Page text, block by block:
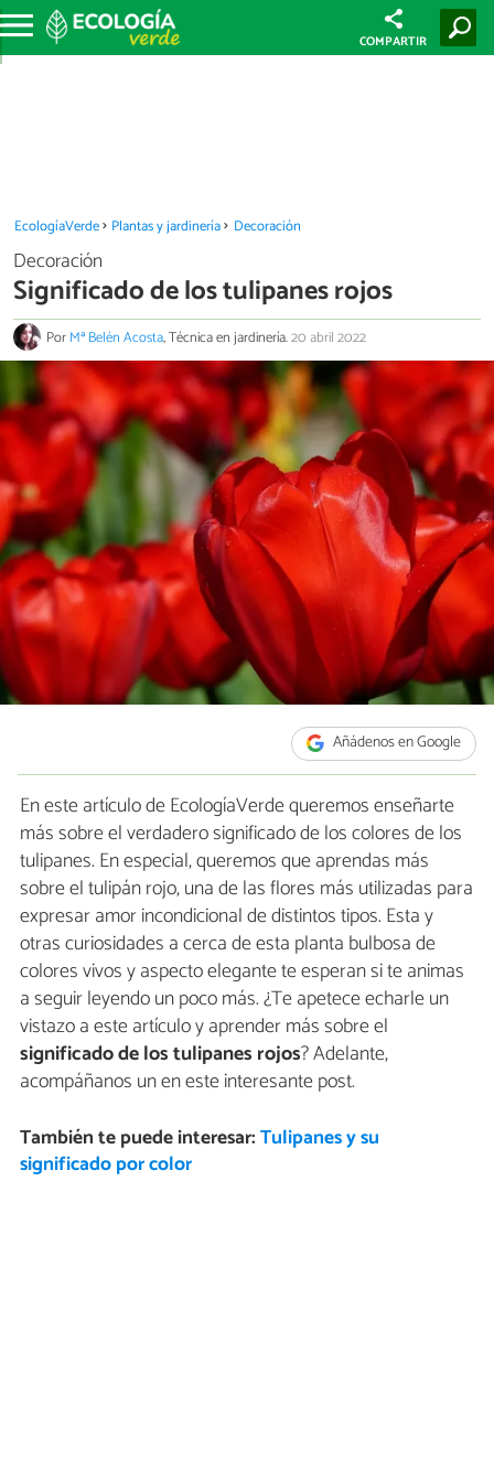
COMPARTIR
EcologíaVerde Plantas y jardinería Decoración
Decoración
Significado de los tulipanes rojos
PorMª Belén Acosta, Técnica en jardinería.20 abril 2022
Añádenos en Google
En este artículo de EcologíaVerde queremos enseñarte
más sobre el verdadero significado de los colores de los
tulipanes. En especial, queremos que aprendas más
sobre el tulipán rojo, una de las flores más utilizadas para
expresar amor incondicional de distintos tipos. Esta y
otras curiosidades a cerca de esta planta bulbosa de
colores vivos y aspecto elegante te esperan si te animas
a seguir leyendo un poco más. ¿Te apetece echarle un
vistazo a este artículo y aprender más sobre el
significado de los tulipanes rojos? Adelante,
acompáñanos un en este interesante post.
También te puede interesar:Tulipanes y su
significado por color